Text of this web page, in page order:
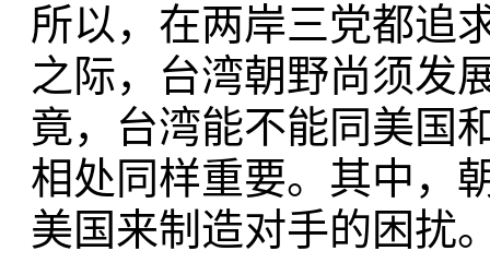
所以，在两岸三党都追
之际，台湾朝野尚须发
竟，台湾能不能同美国
相处同样重要。其中，
美国来制造对手的困扰